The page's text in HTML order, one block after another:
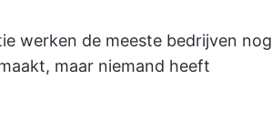
werken de meeste bedrijven nog
maar niemand heeft